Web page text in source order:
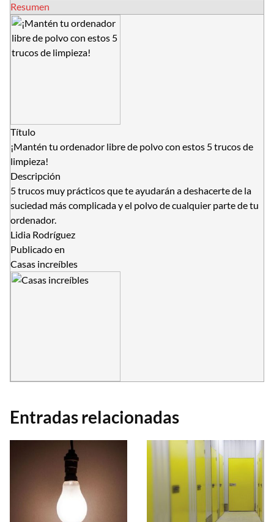
Resumen
Título
¡Mantén tu ordenador libre de polvo con estos 5 trucos de
limpieza!
Descripción
5 trucos muy prácticos que te ayudarán a deshacerte de la
suciedad más complicada y el polvo de cualquier parte de tu
ordenador.
Lidia Rodríguez
Publicado en
Casas increíbles
Entradas relacionadas